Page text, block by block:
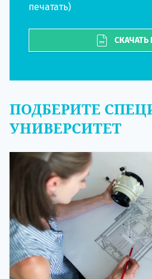
печатать)
СКАЧАТЬ
ПОДБЕРИТЕ
УНИВЕРСИТЕТ